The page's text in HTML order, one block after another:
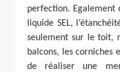
perfection. Egalement
liquide SEL,
seulement sur le toit,
balcons, les corniches
de réaliser une